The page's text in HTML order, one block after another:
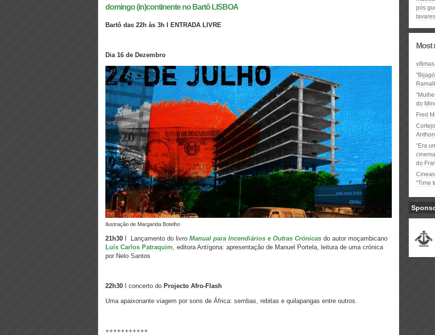
domingo (in)continente no Bartô LISBOA
Bartô das 22h às 3h I ENTRADA LIVRE
Dia 16 de Dezembro
ilustração de Margarida Botelho
21h30 I Lançamento do livro Manual para Incendiários e Outras Crónicas do autor moçambicano
Luís Carlos Patraquim, editora Antígona: apresentação de Manuel Portela, leitura de uma crónica
por Nelo Santos
22h30 I concerto do Projecto Afro-Flash
Uma apaixonante viagem por sons de África: sembas, rebitas e quilapangas entre outros.
+++++++++++
pós
tavares
Most
do
Fred
“Era
do
"Time